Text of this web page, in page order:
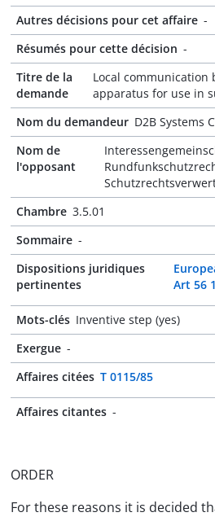
Autres décisions pour cet affaire -
Résumés pour cette décision -
Titre de la
demande
Local communication
apparatus for use in
Nom du demandeur D2B Systems
Nom de
l'opposant
Chambre 3.5.01
Sommaire -
Dispositions juridiques
pertinentes
Art 56
Mots-clés Inventive step (yes)
Exergue -
Affaires citées T 0115/85
Affaires citantes -
ORDER
For these reasons it is decided